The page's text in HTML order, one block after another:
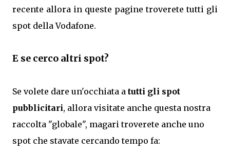
recente allora in queste pagine troverete tutti gli
spot della Vodafone.
E se cerco altri spot?
Se volete dare un'occhiata a tutti gli spot
pubblicitari, allora visitate anche questa nostra
raccolta "globale", magari troverete anche uno
spot che stavate cercando tempo fa: